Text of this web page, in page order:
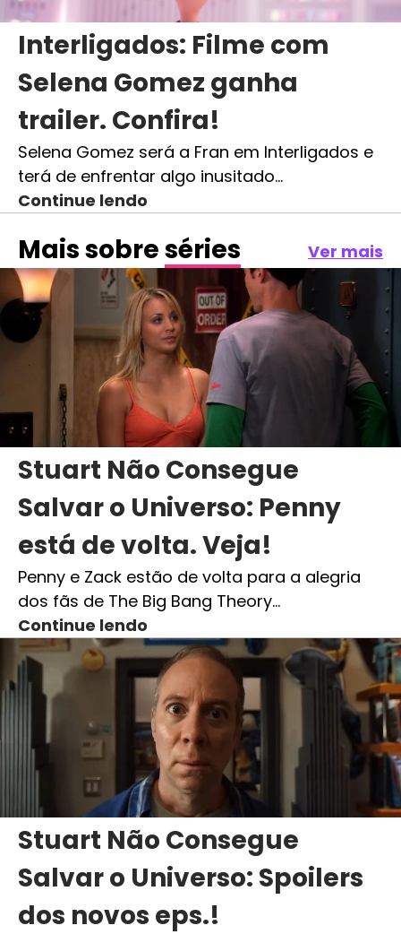
Interligados: Filme com
Selena Gomez ganha
trailer. Confira!
Selena Gomez será a Fran em Interligados e
terá de enfrentar algo inusitado…
Continue lendo
Mais sobreséries Ver mais
Stuart Não Consegue
Salvar o Universo: Penny
está de volta. Veja!
Penny e Zack estão de volta para a alegria
dos fãs de The Big Bang Theory…
Continue lendo
Stuart Não Consegue
Salvar o Universo: Spoilers
dos novos eps.!